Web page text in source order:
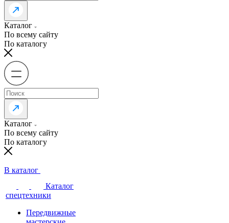
Каталог
По всему сайту
По каталогу
Каталог
По всему сайту
По каталогу
В каталог
Каталог
спецтехники
Передвижные